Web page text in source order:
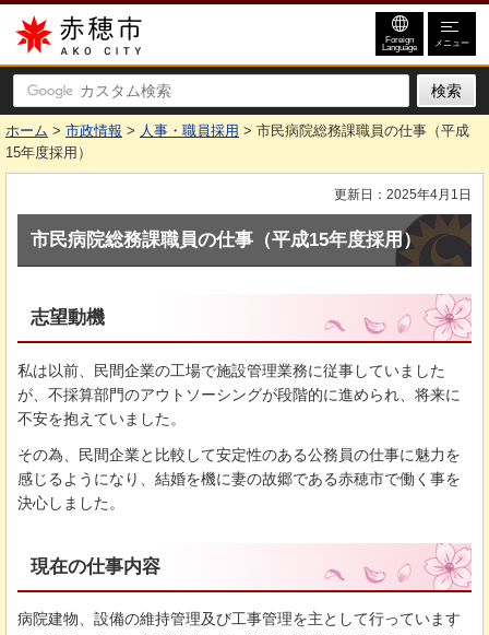
赤穂市
Foreign
Language メニュー
ホーム > 市政情報 > 人事・職員採用 > 市民病院総務課職員の仕事（平成
15年度採用）
更新日：2025年4月1日
市民病院総務課職員の仕事（平成15年度採用）
志望動機
私は以前、民間企業の工場で施設管理業務に従事していました
が、不採算部門のアウトソーシングが段階的に進められ、将来に
不安を抱えていました。
その為、民間企業と比較して安定性のある公務員の仕事に魅力を
感じるようになり、結婚を機に妻の故郷である赤穂市で働く事を
決心しました。
現在の仕事内容
病院建物、設備の維持管理及び工事管理を主として行っています